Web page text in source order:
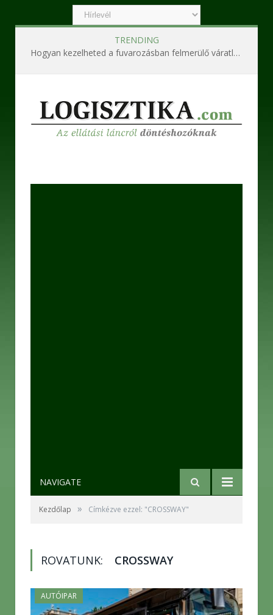
TRENDING
Hogyan kezelheted a fuvarozásban felmerülő váratlan problémákat?
NAVIGATE
Kezdőlap » Címkézve ezzel: "CROSSWAY"
ROVATUNK: CROSSWAY
AUTÓIPAR